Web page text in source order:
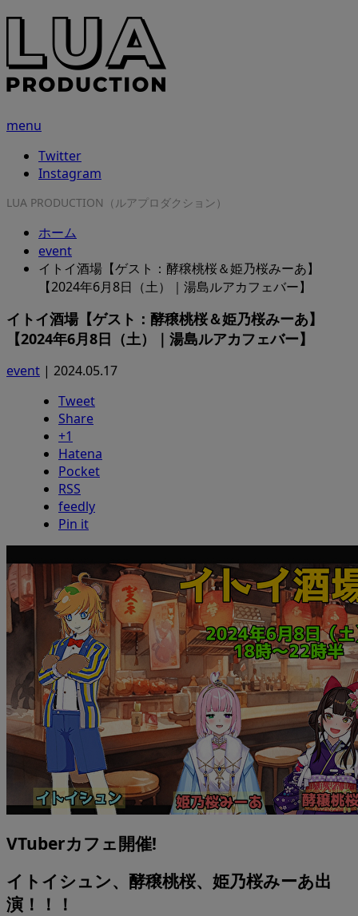
menu
Twitter
Instagram
LUA PRODUCTION（ルアプロダクション）
ホーム
event
イトイ酒場【ゲスト：酵穣桃桜＆姫乃桜みーあ】
【2024年6月8日（土）｜湯島ルアカフェバー】
イトイ酒場【ゲスト：酵穣桃桜＆姫乃桜みーあ】
【2024年6月8日（土）｜湯島ルアカフェバー】
event | 2024.05.17
Tweet
Share
+1
Hatena
Pocket
RSS
feedly
Pin it
VTuberカフェ開催!
イトイシュン、酵穣桃桜、姫乃桜みーあ出
演！！！